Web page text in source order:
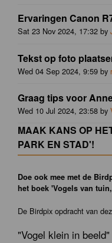
Ervaringen Canon
Sat 23 Nov 2024, 17:32 by
Tekst op foto
Wed 04 Sep 2024, 9:59 by
Graag tips voor
Wed 10 Jul 2024, 23:58 by
MAAK KANS OP
PARK EN STAD'!
Doe ook mee met de
het boek 'Vogels van
De Birdpix opdracht van
"Vogel klein in beeld"